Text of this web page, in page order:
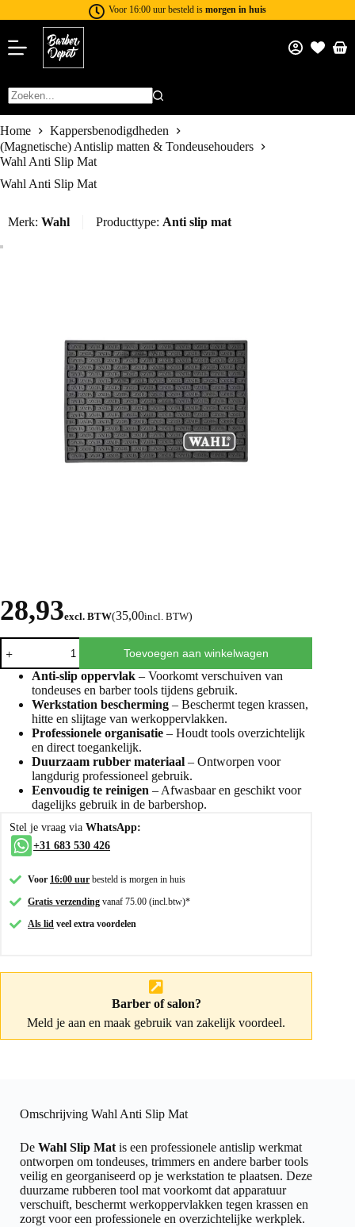
Voor 16:00 uur besteld is morgen in huis
Home
Kappersbenodigdheden
(Magnetische) Antislip matten & Tondeusehouders
Wahl Anti Slip Mat
Wahl Anti Slip Mat
Merk: Wahl Producttype: Anti slip mat
28,93excl. BTW(35,00incl. BTW)
Toevoegen aan winkelwagen
Anti-slip oppervlak – Voorkomt verschuiven van
tondeuses en barber tools tijdens gebruik.
Werkstation bescherming – Beschermt tegen krassen,
hitte en slijtage van werkoppervlakken.
Professionele organisatie – Houdt tools overzichtelijk
en direct toegankelijk.
Duurzaam rubber materiaal – Ontworpen voor
langdurig professioneel gebruik.
Eenvoudig te reinigen – Afwasbaar en geschikt voor
dagelijks gebruik in de barbershop.
Stel je vraag via WhatsApp:
+31 683 530 426
Voor 16:00 uur besteld is morgen in huis
Gratis verzending vanaf 75.00 (incl.btw)*
Als lid veel extra voordelen
Barber of salon?
Meld je aan en maak gebruik van zakelijk voordeel.
Omschrijving Wahl Anti Slip Mat
De Wahl Slip Mat is een professionele antislip werkmat
ontworpen om tondeuses, trimmers en andere barber tools
veilig en georganiseerd op je werkstation te plaatsen. Deze
duurzame rubberen tool mat voorkomt dat apparatuur
verschuift, beschermt werkoppervlakken tegen krassen en
zorgt voor een professionele en overzichtelijke werkplek.